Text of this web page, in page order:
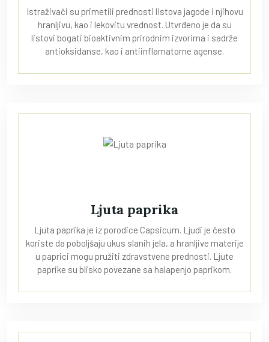
Istraživači su primetili prednosti listova jagode i njihovu
hranljivu, kao i lekovitu vrednost. Utvrđeno je da su
listovi bogati bioaktivnim prirodnim izvorima i sadrže
antioksidanse, kao i antiinflamatorne agense.
Ljuta paprika
Ljuta paprika je iz porodice Capsicum. Ljudi je često
koriste da poboljšaju ukus slanih jela, a hranljive materije
u paprici mogu pružiti zdravstvene prednosti. Ljute
paprike su blisko povezane sa halapenjo paprikom.